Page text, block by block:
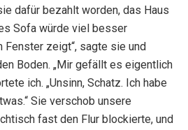
dafür bezahlt worden, das Haus
Sofa würde viel besser
Fenster zeigt“, sagte sie und
Boden. „Mir gefällt es eigentlich
ich. „Unsinn, Schatz. Ich habe
Sie verschob unsere
fast den Flur blockierte, und